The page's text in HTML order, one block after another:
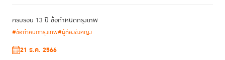
เปลี่ยนกันต่อไป เรามองว่าทุกวันนี้สังคมมีความคาดหวังอย่างมาก ทั้งใน
ครบรอบ 13 ปี ข้อกำหนดกรุงเทพ
#ข้อกำหนดกรุงเทพ#ผู้ต้องขังหญิง
21 ธ.ค. 2566